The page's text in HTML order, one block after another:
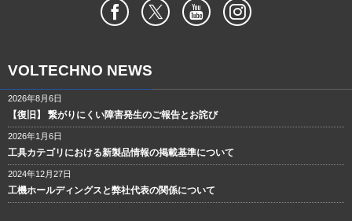
VOLTECHNO NEWS
2026年8月6日
【復旧】 繋がりにくい障害発生のご報告とお詫び
2026年1月6日
工具カテゴリにおける新製品情報の掲載基準について
2024年12月27日
工機ホールディングスと弊社代表の関係について